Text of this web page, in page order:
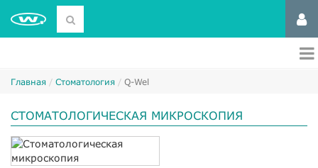
Главная Стоматология Q-Wel
СТОМАТОЛОГИЧЕСКАЯ МИКРОСКОПИЯ